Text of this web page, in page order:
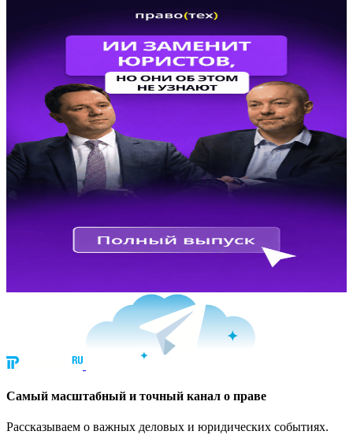
Cамый масштабный и точный канал о праве
Рассказываем о важных деловых и юридических событиях.